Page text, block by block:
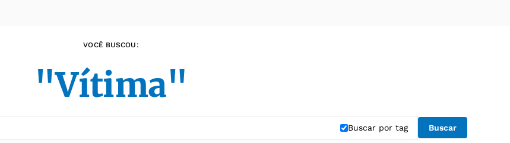
VOCÊ BUSCOU:
"Vítima"
Buscar por tag Buscar